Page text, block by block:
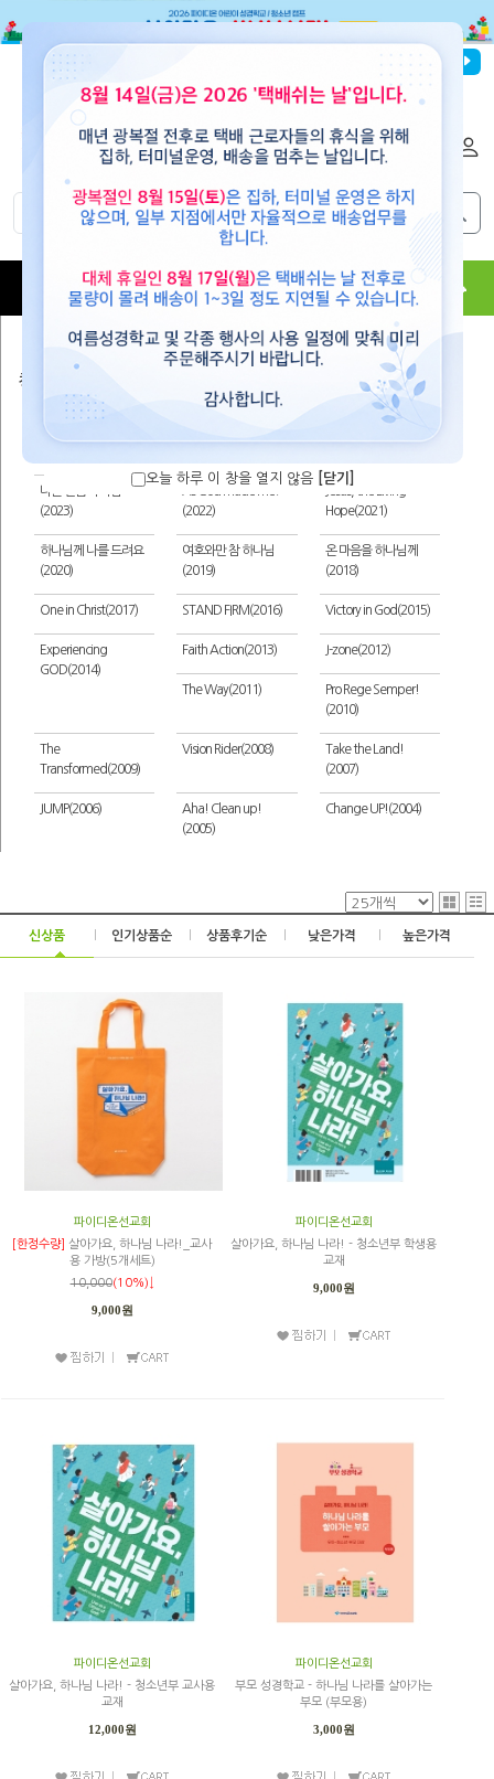
파이디온선교회
0
도서 뮤직 용품 현수막 콘텐츠
청소년 VBS 교재
살아가요, 하나님 나
나는 믿음의 사람
(2023)
(2022)
Hope(2021)
하나님께 나를 드려요
(2020)
여호와만 참 하나님
(2019)
온 마음을 하나님께
(2018)
One in Christ(2017) STAND FIRM(2016) Victory in God(2015)
Experiencing
GOD(2014)
Faith Action(2013) J-zone(2012)
The Way(2011)
Pro Rege Semper!
(2010)
The
Transformed(2009)
Vision Rider(2008)
Take the Land!
(2007)
JUMP(2006)
Aha! Clean up!
(2005)
Change UP!(2004)
신상품 인기상품순 상품후기순 낮은가격 높은가격
파이디온선교회
[한정수량]
살아가요, 하나님 나라!_교사
용 가방(5개세트)
10,000(10%)↓
9,000원
파이디온선교회
살아가요, 하나님 나라! - 청소년부 학생용
교재
9,000원
파이디온선교회
살아가요, 하나님 나라! - 청소년부 교사용
교재
12,000원
파이디온선교회
부모 성경학교 - 하나님 나라를 살아가는
부모 (부모용)
3,000원
오늘 하루 이 창을 열지 않음 [닫기]